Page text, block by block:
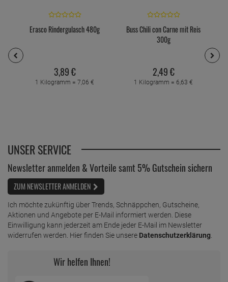
Erasco Rindergulasch 480g
3,89€
1 Kilogramm = 7, 06 €
Buss Chili con Carne mit Reis
300g
2,49€
1 Kilogramm = 6, 63 €
UNSER SERVICE
Newsletter anmelden & Vorteile samt 5% Gutschein sichern
ZUM NEWSLETTER ANMELDEN
Ich möchte zukünftig über Trends, Schnäppchen, Gutscheine,
Aktionen und Angebote per E-Mail informiert werden. Diese
Einwilligung kann jederzeit am Ende jeder E-Mail im Newsletter
widerrufen werden. Hier finden Sie unsere Datenschutzerklärung
Wir helfen Ihnen!